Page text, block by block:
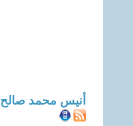
أنيس محمد صالح